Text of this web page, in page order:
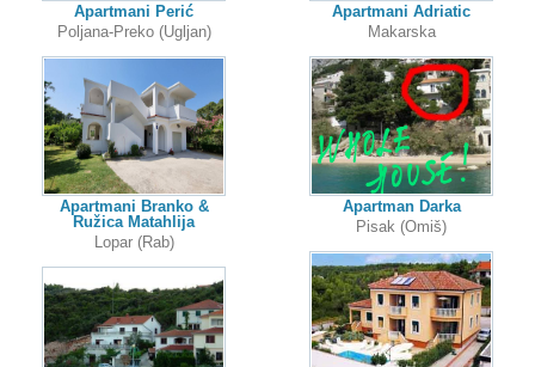
Apartmani Perić
Poljana-Preko (Ugljan)
Apartmani Branko &
Ružica Matahlija
Lopar (Rab)
Apartmani Adriatic
Makarska
Apartman Darka
Pisak (Omiš)